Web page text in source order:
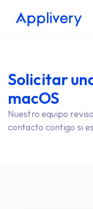
Solicitar
macOS
Nuestro equipo
contacto contigo si